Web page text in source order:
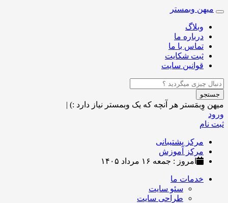
Toggle
navigation
میهن وبمستر
وبلاگ
درباره ما
تماس با ما
ثبت شکایت
قوانین سایت
جستجو
میهن وِبمَستر هر آنچه که یک وبمستر نیاز دارد :) |
ورود
ثبت نام
مرکز پشتیبانی
مرکز آموزش
امروز : جمعه ۱۶ مرداد ۱۴۰۵
خدمات ما
سئو سایت
طراحی سایت